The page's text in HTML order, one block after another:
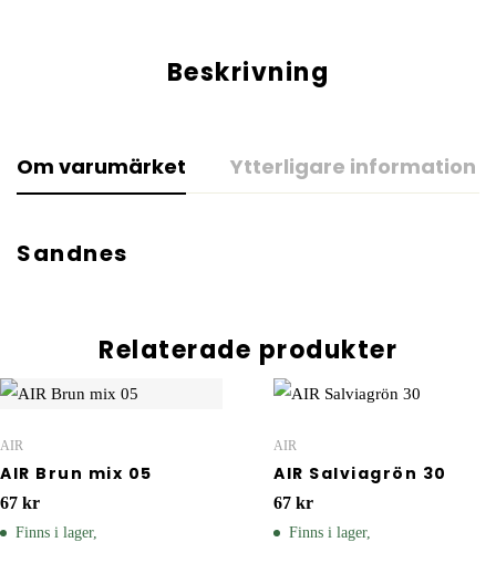
Beskrivning
Om varumärket Ytterligare information
Sandnes
Relaterade produkter
AIR
AIR Brun mix 05
67 kr
Finns i lager,
AIR
AIR Salviagrön 30
67 kr
Finns i lager,